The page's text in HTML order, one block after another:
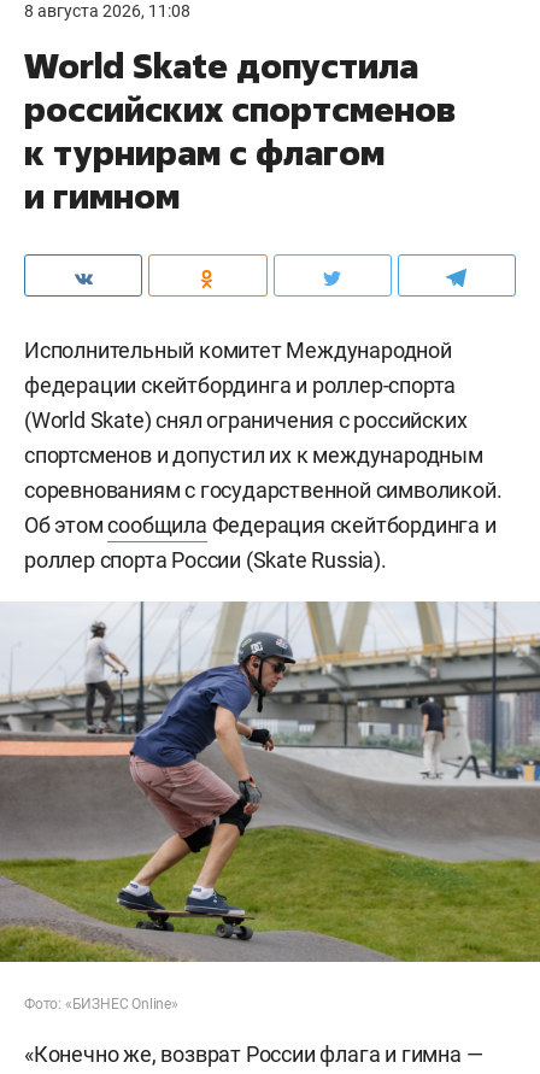
8 августа 2026, 11:08
World Skate допустила
российских спортсменов
к турнирам с флагом
и гимном
Исполнительный комитет Международной
федерации скейтбординга и роллер-спорта
(World Skate) снял ограничения с российских
спортсменов и допустил их к международным
соревнованиям с государственной символикой.
Об этомсообщила Федерация скейтбординга и
роллер спорта России (Skate Russia).
Фото: «БИЗНЕС Online»
«Конечно же, возврат России флага и гимна —